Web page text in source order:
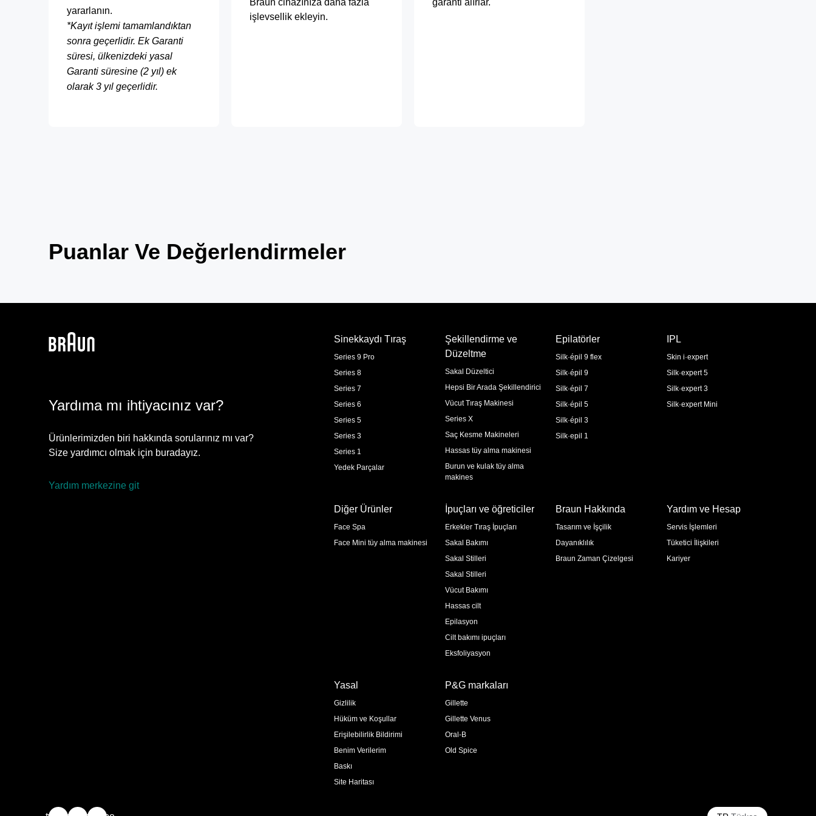
yararlanın.
*Kayıt işlemi tamamlandıktan
sonra geçerlidir. Ek Garanti
süresi, ülkenizdeki yasal
Garanti süresine (2 yıl) ek
olarak 3 yıl geçerlidir.
Braun cihazınıza daha fazla
işlevsellik ekleyin.
garanti alırlar.
Puanlar Ve Değerlendirmeler
Yardıma mı ihtiyacınız var?
Ürünlerimizden biri hakkında sorularınız mı var?
Size yardımcı olmak için buradayız.
Yardım merkezine git
Sinekkaydı Tıraş
Series 9 Pro
Series 8
Series 7
Series 6
Series 5
Series 3
Series 1
Yedek Parçalar
Şekillendirme ve
Düzeltme
Sakal Düzeltici
Hepsi Bir Arada Şekillendirici
Vücut Tıraş Makinesi
Series X
Saç Kesme Makineleri
Hassas tüy alma makinesi
Burun ve kulak tüy alma
makines
Epilatörler
Silk·épil 9 flex
Silk·épil 9
Silk·épil 7
Silk·épil 5
Silk·épil 3
Silk·epil 1
IPL
Skin i·expert
Silk·expert 5
Silk·expert 3
Silk·expert Mini
Diğer Ürünler
Face Spa
Face Mini tüy alma makinesi
İpuçları ve öğreticiler
Erkekler Tıraş İpuçları
Sakal Bakımı
Sakal Stilleri
Sakal Stilleri
Vücut Bakımı
Hassas cilt
Epilasyon
Cilt bakımı ipuçları
Eksfoliyasyon
Braun Hakkında
Tasarım ve İşçilik
Dayanıklılık
Braun Zaman Çizelgesi
Yardım ve Hesap
Servis İşlemleri
Tüketici İlişkileri
Kariyer
Yasal
Gizlilik
Hüküm ve Koşullar
Erişilebilirlik Bildirimi
Benim Verilerim
Baskı
Site Haritası
P&G markaları
Gillette
Gillette Venus
Oral-B
Old Spice